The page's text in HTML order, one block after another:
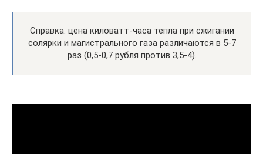
Справка: цена киловатт-часа тепла при сжигании
солярки и магистрального газа различаются в 5-7
раз (0,5-0,7 рубля против 3,5-4).